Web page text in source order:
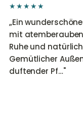
★★★★★
„Ein
mit
Ruhe und
Gemütlicher
duftender Pf…"